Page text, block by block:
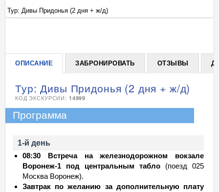
Тур: Дивы Придонья (2 дня + ж/д)
ОПИСАНИЕ ЗАБРОНИРОВАТЬ ОТЗЫВЫ
Тур: Дивы Придонья (2 дня + ж/д)
КОД ЭКСКУРСИИ: 14999
Программа
1-й день
08:30 Встреча на железнодорожном вокзале
Воронеж-1 под центральным табло (поезд 025
Москва Воронеж).
Завтрак по желанию за дополнительную плату